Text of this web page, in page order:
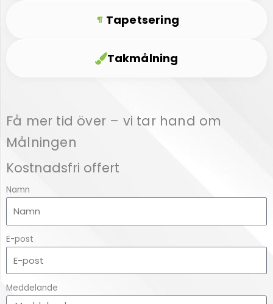
Tapetsering
Takmålning
Få mer tid över – vi tar hand om
Målningen
Kostnadsfri offert
Namn
E-post
Meddelande